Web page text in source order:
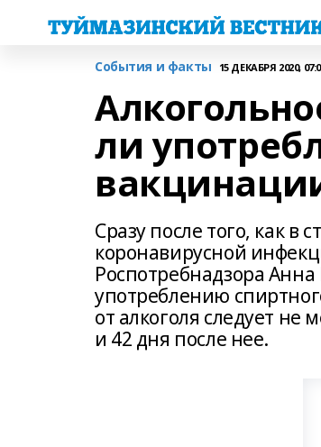
События и факты 15 ДЕКАБРЯ 2020,
ли
Сразу после того, как в
коронавирусной
Роспотребнадзора
употреблению
от алкоголя следует
и 42 дня после нее.